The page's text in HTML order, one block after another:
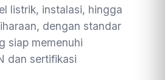
listrik, instalasi, hingga
dengan standar
siap memenuhi
dan sertifikasi